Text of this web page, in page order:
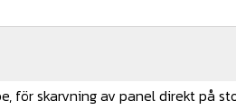
för skarvning av panel direkt på